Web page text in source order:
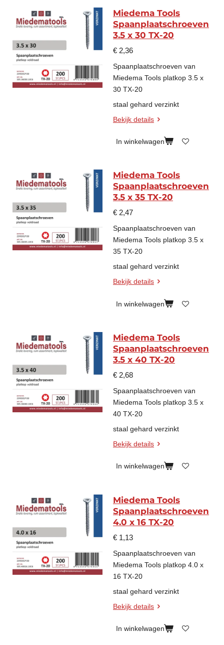
Miedema Tools
Spaanplaatschroeven
3.5 x 30 TX-20
€ 2,36
Spaanplaatschroeven van
Miedema Tools platkop 3.5 x
30 TX-20
staal gehard verzinkt
Bekijk details
In winkelwagen
Miedema Tools
Spaanplaatschroeven
3.5 x 35 TX-20
€ 2,47
Spaanplaatschroeven van
Miedema Tools platkop 3.5 x
35 TX-20
staal gehard verzinkt
Bekijk details
In winkelwagen
Miedema Tools
Spaanplaatschroeven
3.5 x 40 TX-20
€ 2,68
Spaanplaatschroeven van
Miedema Tools platkop 3.5 x
40 TX-20
staal gehard verzinkt
Bekijk details
In winkelwagen
Miedema Tools
Spaanplaatschroeven
4.0 x 16 TX-20
€ 1,13
Spaanplaatschroeven van
Miedema Tools platkop 4.0 x
16 TX-20
staal gehard verzinkt
Bekijk details
In winkelwagen